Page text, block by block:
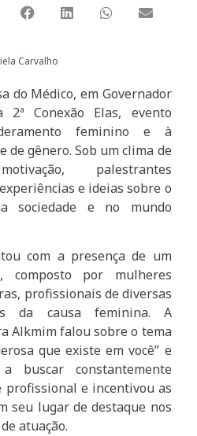
Carvalho
do Médico, em Governador
2ª Conexão Elas, evento
feminino e à
de gênero. Sob um clima de
palestrantes
e ideias sobre o
sociedade e no mundo
com a presença de um
composto por mulheres
profissionais de diversas
da causa feminina. A
Alkmim falou sobre o tema
que existe em você” e
buscar constantemente
profissional e incentivou as
seu lugar de destaque nos
atuação.